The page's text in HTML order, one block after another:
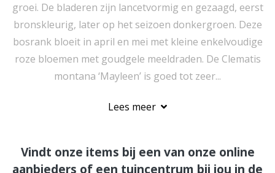
groei. De bladeren zijn lancetvormig en gezaagd, eerst
bronskleurig, later op het seizoen donkergroen. Deze
bosrank bloeit in april en mei met kleine enkelvoudige
roze bloemen met goudgele meeldraden. De Clematis
montana ‘Mayleen’ is goed tot zeer...
Lees meer
Vindt onze items bij een van onze online
aanbieders of een tuincentrum bij jou in de